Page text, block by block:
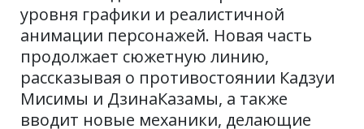
уровня графики и реалистичной
анимации персонажей. Новая часть
продолжает сюжетную линию,
рассказывая о противостоянии Кадзуи
Мисимы и ДзинаКазамы, а также
вводит новые механики, делающие